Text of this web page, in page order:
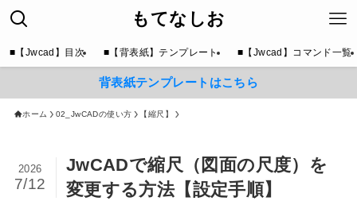
もてなしお
■【Jwcad】目次 ■【背表紙】テンプレート ■【Jwcad】コマンド一覧
背表紙テンプレートはこちら
ホーム 02_JwCADの使い方 【縮尺】
JwCADで縮尺（図面の尺度）を
変更する方法【設定手順】
2026
7/12